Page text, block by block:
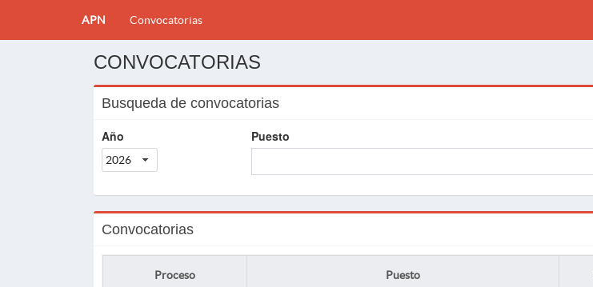
APN Convocatorias
CONVOCATORIAS
Busqueda de convocatorias
Año
2026
Puesto
Convocatorias
Proceso Puesto